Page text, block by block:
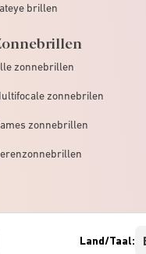
brillen
zonnebrillen
zonnebrilen
zonnebrillen
Land/Taal: